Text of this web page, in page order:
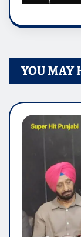
YOU MAY